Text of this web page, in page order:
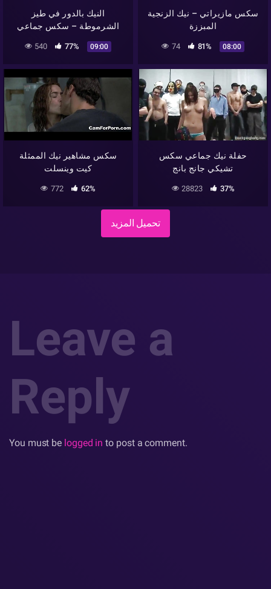
النيك بالدور في طيز
الشرموطة – سكس جماعي
540 77% 09:00
سكس مازيراتي – نيك الزنجية
المبززة
74 81% 08:00
سكس مشاهير نيك الممثلة
كيت وينسلت
772 62%
حفلة نيك جماعي سكس
تشيكي جانج بانج
28823 37%
تحميل المزيد
Leave a
Reply
You must be logged in to post a comment.